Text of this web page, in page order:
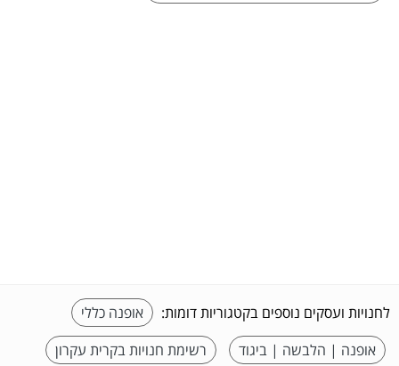
לחנויות ועסקים נוספים בקטגוריות דומות:
אופנה כללי
אופנה | הלבשה | ביגוד
רשימת חנויות בקרית עקרון